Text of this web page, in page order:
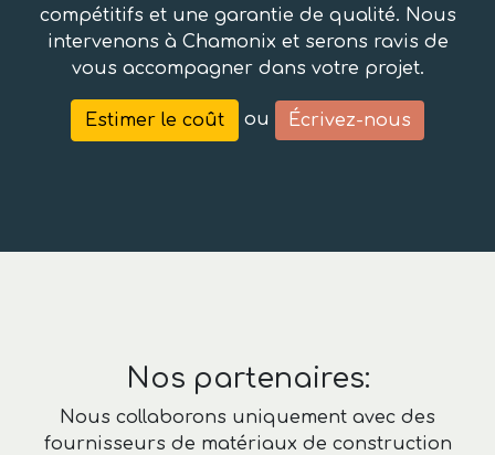
compétitifs et une garantie de qualité. Nous
intervenons à Chamonix et serons ravis de
vous accompagner dans votre projet.
Estimer le coût ou Écrivez-nous
Nos partenaires:
Nous collaborons uniquement avec des
fournisseurs de matériaux de construction